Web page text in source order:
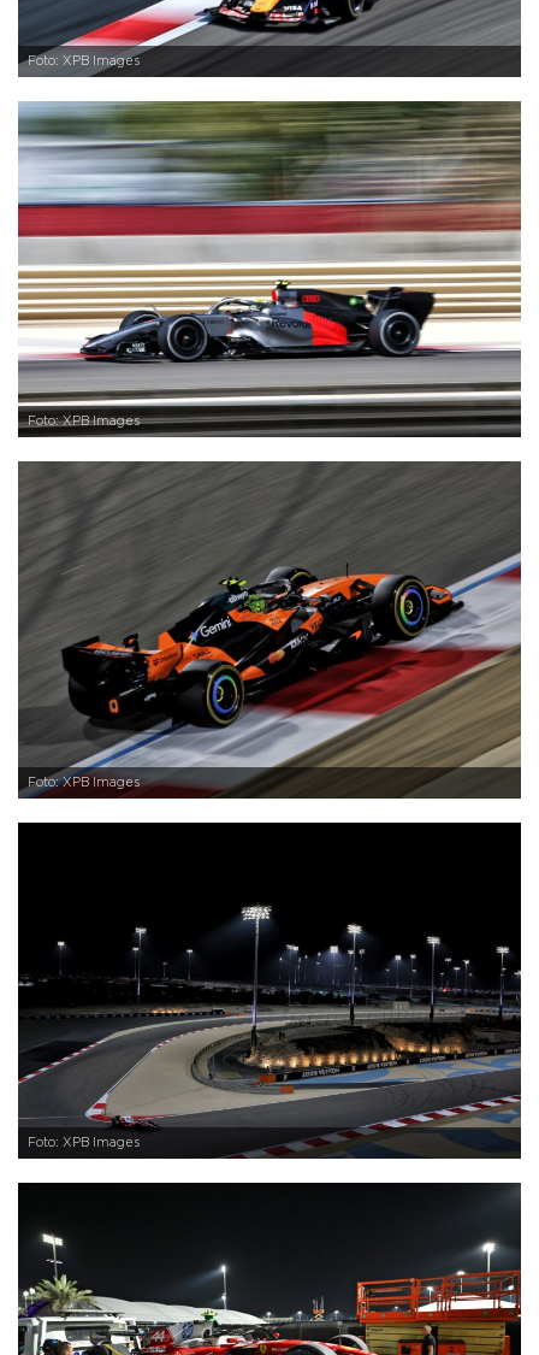
Foto: XPB Images
Foto: XPB Images
Foto: XPB Images
Foto: XPB Images